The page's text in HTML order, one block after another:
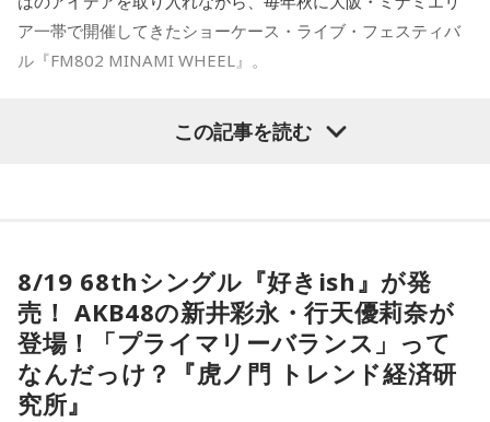
レコーディングでは、メンバーがそれぞれの演奏環境で個別
性が際立つ強固なアンサンブルを実現しています。制作を進
性を持ち寄りながら、これまでにないアプローチにも向き合
ったことで、3人の新たな可能性を感じさせる作品へと仕上が
っています。
◆多彩な楽曲が描き出す、旅のようなアルバム体験
ア一帯で開催してきたショーケース・ライブ・フェスティバ
ル『FM802 MINAMI WHEEL』。
今年も『Maxell presents FM802 MINAMI WHEEL 2026』
として、10月10日（土）、11日（日）、12日（月・祝）の3
みの257組を加えた総勢377組の出演日も発表しました。
また3DAYS PASS／1DAY PASSのオフィシャル三次先行も受付
中！いち早くチケットをゲットしてください！
Maxell presents FM802 MINAMI WHEEL 2026は、FM802
この記事を読む
8/19 68thシングル『好きish』が発
売！ AKB48の新井彩永・行天優莉奈が
登場！「プライマリーバランス」って
なんだっけ？『虎ノ門 トレンド経済研
究所』